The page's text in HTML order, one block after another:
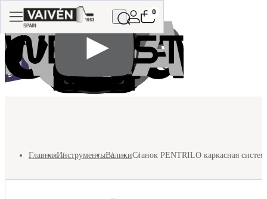
0
ГлавнаяИнструментыВаликиСтанок PENTRILO каркасная